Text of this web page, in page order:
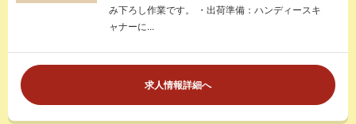
み下ろし作業です。 ・出荷準備：ハンディースキ
ャナーに...
求人情報詳細へ